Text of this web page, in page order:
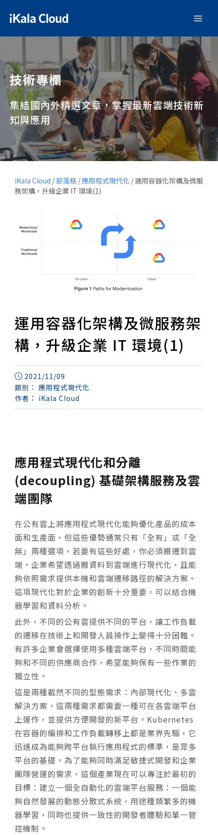
技術專欄
集結國內外精選文章，掌握最新雲端技術新
知與應用
iKala Cloud /部落格 /應用程式現代化 /運用容器化架構及微服
務架構，升級企業 IT 環境(1)
運用容器化架構及微服務架
構，升級企業 IT 環境(1)
2021/11/09
類別： 應用程式現代化
作者： iKala Cloud
應用程式現代化和分離
(decoupling) 基礎架構服務及雲
端團隊
在公有雲上將應用程式現代化能夠優化產品的成本
面和生產面，但這些優勢通常只有「全有」或「全
無」兩種選項，若要有這些好處，你必須搬遷到雲
端。企業希望透過搬資料到雲端進行現代化，且能
夠依照需求提供本機和雲端遷移路徑的解決方案。
這項現代化對於企業的創新十分重要，可以結合機
器學習和資料分析。
此外，不同的公有雲提供不同的平台，讓工作負載
的遷移在技術上和開發人員操作上變得十分困難。
有許多企業會選擇使用多種雲端平台，不同時間能
夠和不同的供應商合作，希望能夠保有一些作業的
獨立性。
這是兩種截然不同的型態需求：內部現代化、多雲
解決方案。這兩種需求都需要一種可在各雲端平台
上運作，並提供方便開發的新平台。Kubernetes
在容器的編排和工作負載轉移上都是業界先驅，它
迅速成為能夠跨平台執行應用程式的標準，是眾多
平台的基礎。為了能夠同時滿足敏捷式開發和企業
團隊營運的需求，這個產業現在可以專注於最初的
目標：建立一個全自動化的雲端平台服務：一個能
夠自然發展的動態分散式系統，用途種類繁多的機
器學習，同時也提供一致性的開發者體驗和單一管
控機制。